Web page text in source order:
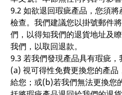
9.2 如欲退回瑕疵產品，您須
檢查。我們建議您以掛號郵件
們，以得知我們的退貨地址及
我們，以取回退款。
9.3 若我們發現產品具有瑕疵，
(a) 視可得性免費更換您的產
給您；或(b)若我們無法更換您